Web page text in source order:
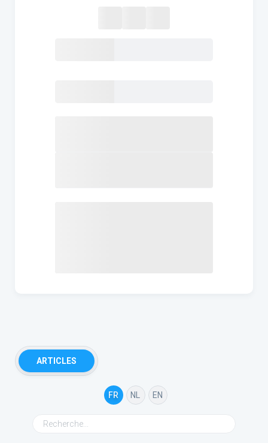
ARTICLES
FR NL EN